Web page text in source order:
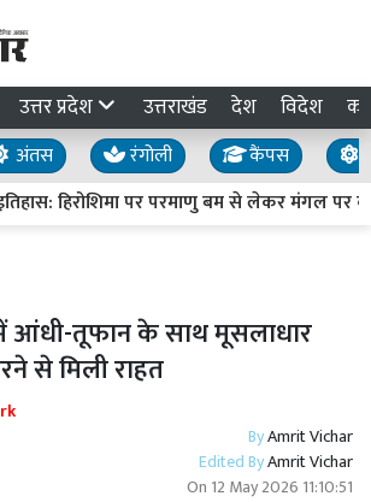
उत्तर प्रदेश उत्तराखंड देश विदेश
अंतस रंगोली कैंपस
हिरोशिमा पर परमाणु बम से लेकर मंगल पर
आंधी-तूफान के साथ मूसलाधार
से मिली राहत
ByAmrit Vichar
Edited ByAmrit Vichar
On 12 May 2026 11:10:51